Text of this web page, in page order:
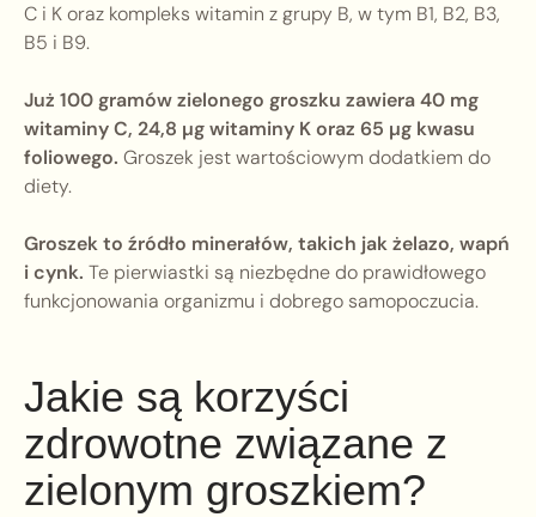
C i K oraz kompleks witamin z grupy B, w tym B1, B2, B3,
B5 i B9.
Już 100 gramów zielonego groszku zawiera 40 mg
witaminy C, 24,8 µg witaminy K oraz 65 µg kwasu
foliowego. Groszek jest wartościowym dodatkiem do
diety.
Groszek to źródło minerałów, takich jak żelazo, wapń
i cynk. Te pierwiastki są niezbędne do prawidłowego
funkcjonowania organizmu i dobrego samopoczucia.
Jakie są korzyści
zdrowotne związane z
zielonym groszkiem?